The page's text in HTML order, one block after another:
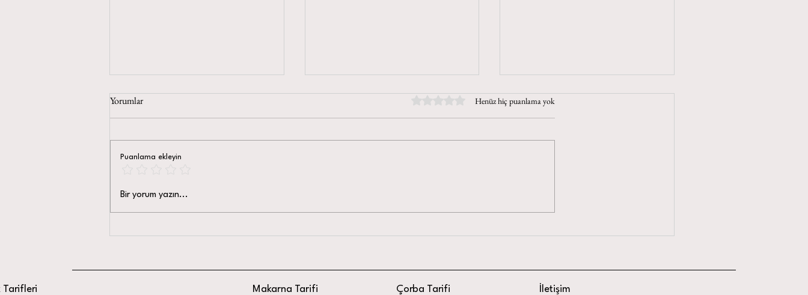
Kaburga Dolması Tarifi:
Yorumlar 5 üzerinden 0 yıldızHenüz hiç puanlama yok
Puanlama ekleyin
Bir yorum yazın...
Tarifleri Makarna Tarifi Çorba Tarifi İletişim